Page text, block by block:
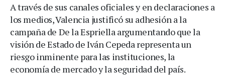
A través de sus canales oficiales y en declaraciones a
los medios, Valencia justificó su adhesión a la
campaña de De la Espriella argumentando que la
visión de Estado de Iván Cepeda representa un
riesgo inminente para las instituciones, la
economía de mercado y la seguridad del país.